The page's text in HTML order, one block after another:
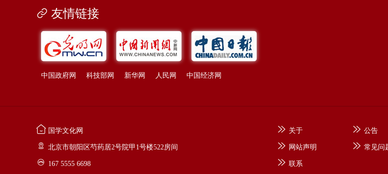
友情链接
中国政府网 科技部网 新华网 人民网 中国经济网
国学文化网
北京市朝阳区芍药居2号院甲1号楼522房间
167 5555 6698
关于 公告
网站声明 常见问
联系